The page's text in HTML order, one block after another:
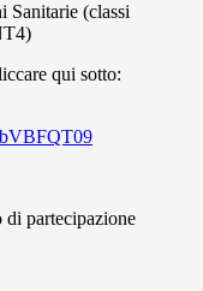
Sanitarie (classi
qui sotto:
di partecipazione